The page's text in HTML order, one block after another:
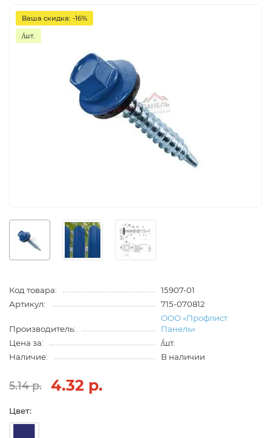
Ваша скидка: -16%
/шт.
Код товара:
15907-01
Артикул:
715-070812
Производитель:
ООО «Профлист
Панель»
Цена за:
/шт.
Наличие:
В наличии
5.14 р. 4.32 р.
Цвет: